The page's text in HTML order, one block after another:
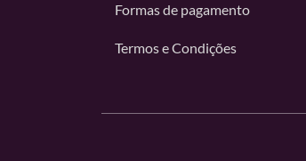
Formas de pagamento
Termos e Condições